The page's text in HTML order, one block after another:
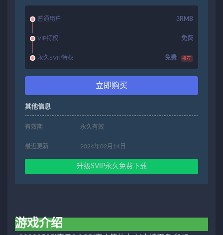
普通用户 3RMB
VIP特权 免费
永久SVIP特权 免费 推荐
立即购买
其他信息
有效期 永久有效
最近更新 2024年02月14日
升级SVIP永久免费下载
游戏介绍